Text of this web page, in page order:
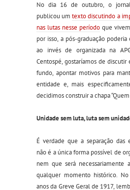
No dia 16 de outubro, o jornal
publicou umtexto discutindo a
nas lutas nesse período que
por isso, a pós-graduação
ao invés de organizada na
Centospé, gostaríamos de discutir
fundo, apontar motivos para
entidade e, mais
decidimos construir a chapa
Unidade sem luta, luta sem
É verdade que a separação das
não é a única forma possível de
nem que será necessariamente
qualquer momento histórico.
anos da Greve Geral de 1917,